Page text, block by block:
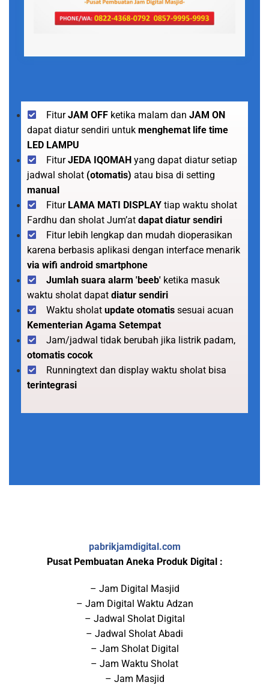
FiturJAM OFF ketika malam dan JAM ON
dapat diatur sendiri untuk menghemat life time
LED LAMPU
FiturJEDA IQOMAH yang dapat diatur setiap
jadwal sholat (otomatis) atau bisa di setting
manual
Fitur LAMA MATI DISPLAY tiap waktu sholat
Fardhu dan sholat Jum’at dapat diatur sendiri
Fitur lebih lengkap dan mudah dioperasikan
karena berbasis aplikasi dengan interface menarik
via wifi android smartphone
Jumlah suara alarm 'beeb' ketika masuk
waktu sholat dapat diatur sendiri
Waktu sholat update otomatis sesuai acuan
Kementerian Agama Setempat
Jam/jadwal tidak berubah jika listrik padam,
otomatis cocok
Runningtext dan display waktu sholat bisa
terintegrasi
pabrikjamdigital.com
Pusat Pembuatan Aneka Produk Digital :
– Jam Digital Masjid
– Jam Digital Waktu Adzan
– Jadwal Sholat Digital
– Jadwal Sholat Abadi
– Jam Sholat Digital
– Jam Waktu Sholat
– Jam Masjid